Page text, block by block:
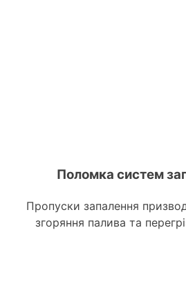
Поломка систем
Пропуски запалення
згоряння палива та